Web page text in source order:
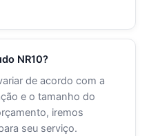
NR10?
de acordo com a
e o tamanho do
iremos
seu serviço.